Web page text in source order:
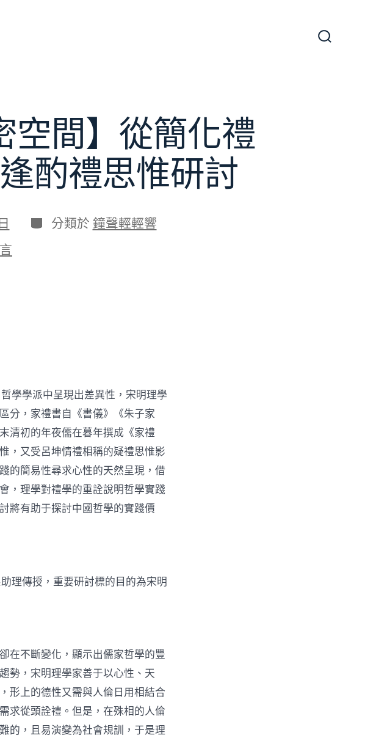
空間】從簡化禮
酌禮思惟研討
分
類
分類於 鐘聲輕輕響
學學派中呈現出差異性，宋明理學
分，家禮書自《書儀》《朱子家
清初的年夜儒在暮年撰成《家禮
，又受呂坤情禮相稱的疑禮思惟影
的簡易性尋求心性的天然呈現，借
，理學對禮學的重詮說明哲學實踐
將有助于探討中國哲學的實踐價
理傳授，重要研討標的目的為宋明
在不斷變化，顯示出儒家哲學的豐
勢，宋明理學家善于以心性、天
形上的德性又需與人倫日用相結合
求從頭詮禮。但是，在殊相的人倫
的，且易演變為社會規訓，于是理